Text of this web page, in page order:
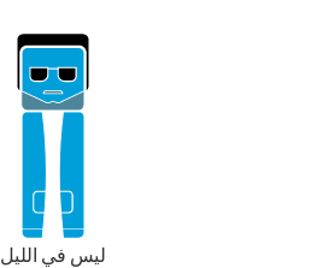
ليس في الليل